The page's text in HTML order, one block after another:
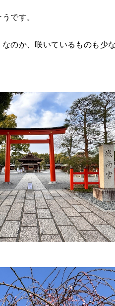
です。
のか、咲いているものも少な